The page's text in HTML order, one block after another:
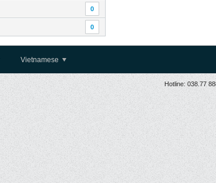
0
0
Vietnamese
Hotline: 038.77